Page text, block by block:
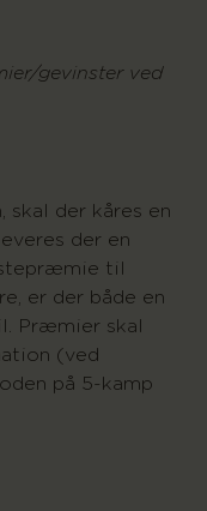
gevinster ved
skal der kåres en
der en
til
er der både en
Præmier skal
(ved
på 5-kamp